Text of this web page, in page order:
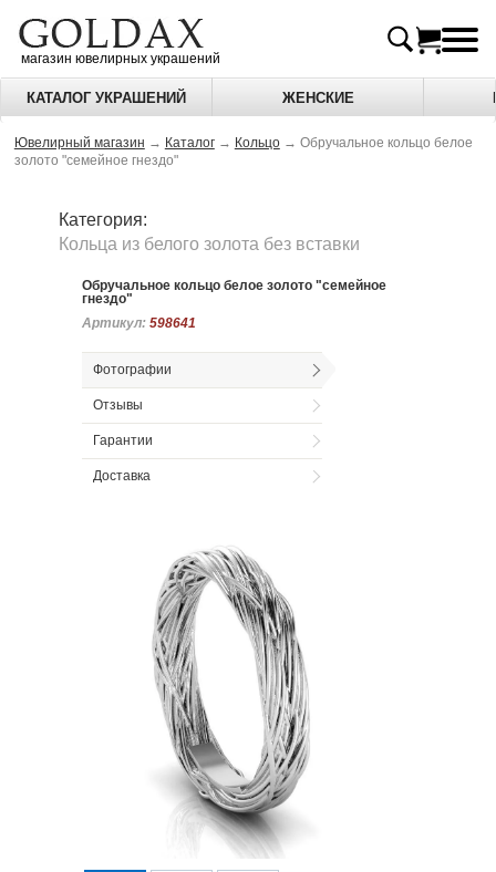
магазин ювелирных украшений
КАТАЛОГ УКРАШЕНИЙ ЖЕНСКИЕ
Ювелирный магазин → Каталог → Кольцо → Обручальное кольцо белое
золото "семейное гнездо"
Категория:
Кольца из белого золота без вставки
Обручальное кольцо белое золото "семейное
гнездо"
Артикул: 598641
Артикул: 598641
Фотографии
Отзывы
Гарантии
Доставка